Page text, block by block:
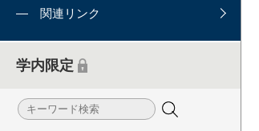
関連リンク
学内限定